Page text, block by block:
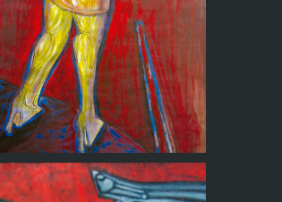
Cotidianeidad